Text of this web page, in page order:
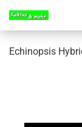
Echinopsis